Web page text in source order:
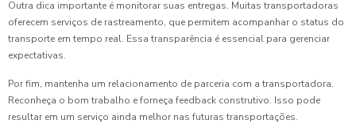
Outra dica importante é monitorar suas entregas. Muitas transportadoras
oferecem serviços de rastreamento, que permitem acompanhar o status do
transporte em tempo real. Essa transparência é essencial para gerenciar
expectativas.
Por fim, mantenha um relacionamento de parceria com a transportadora.
Reconheça o bom trabalho e forneça feedback construtivo. Isso pode
resultar em um serviço ainda melhor nas futuras transportações.